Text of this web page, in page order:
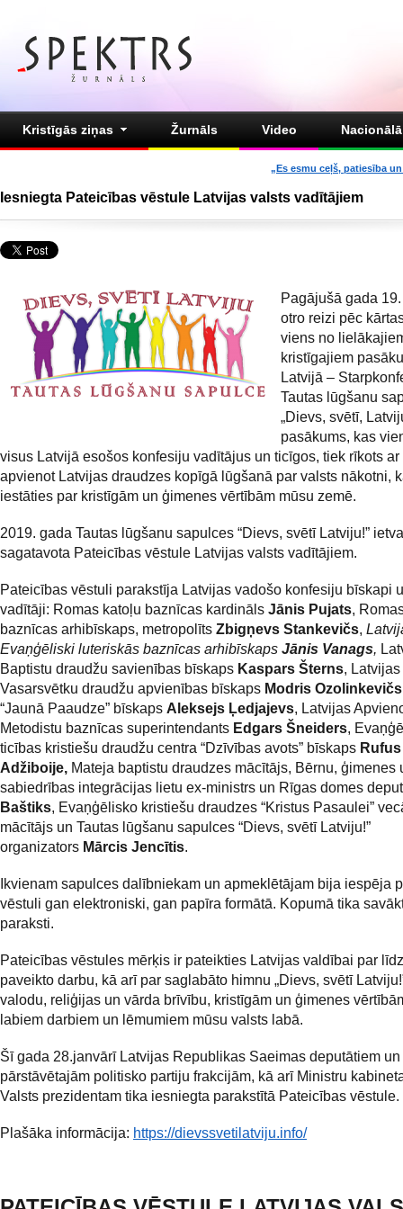
Kristīgās ziņas Žurnāls Video
„Es esmu ceļš, patiesība
Iesniegta Pateicības vēstule Latvijas valsts vadītājiem
Pagājušā gada
otro reizi pēc
viens no
kristīgajiem
Latvijā –
Tautas lūgšanu
„Dievs, svētī,
pasākums, kas
visus Latvijā esošos konfesiju vadītājus un ticīgos, tiek rīkots ar
apvienot Latvijas draudzes kopīgā lūgšanā par valsts nākotni,
iestāties par kristīgām un ģimenes vērtībām mūsu zemē.
2019. gada Tautas lūgšanu sapulces “Dievs, svētī Latviju!”
sagatavota Pateicības vēstule Latvijas valsts vadītājiem.
Pateicības vēstuli parakstīja Latvijas vadošo konfesiju bīskapi
vadītāji: Romas katoļu baznīcas kardināls Jānis Pujats,
baznīcas arhibīskaps, metropolīts Zbigņevs Stankevičs,
Evaņģēliski luteriskās baznīcas arhibīskaps Jānis Vanags,
Baptistu draudžu savienības bīskaps Kaspars Šterns, Latvijas
Vasarsvētku draudžu apvienības bīskaps Modris Ozolinkevičs
“Jaunā Paaudze” bīskaps Aleksejs Ļedjajevs, Latvijas
Metodistu baznīcas superintendants Edgars Šneiders,
ticības kristiešu draudžu centra “Dzīvības avots” bīskaps Rufus
Adžiboije, Mateja baptistu draudzes mācītājs, Bērnu, ģimenes
sabiedrības integrācijas lietu ex-ministrs un Rīgas domes
Baštiks, Evaņģēlisko kristiešu draudzes “Kristus Pasaulei”
mācītājs un Tautas lūgšanu sapulces “Dievs, svētī Latviju!”
organizators Mārcis Jencītis.
Ikvienam sapulces dalībniekam un apmeklētājam bija iespēja
vēstuli gan elektroniski, gan papīra formātā. Kopumā tika
paraksti.
Pateicības vēstules mērķis ir pateikties Latvijas valdībai par
paveikto darbu, kā arī par saglabāto himnu „Dievs, svētī
valodu, reliģijas un vārda brīvību, kristīgām un ģimenes
labiem darbiem un lēmumiem mūsu valsts labā.
Šī gada 28.janvārī Latvijas Republikas Saeimas deputātiem
pārstāvētajām politisko partiju frakcijām, kā arī Ministru
Valsts prezidentam tika iesniegta parakstītā Pateicības vēstule.
Plašāka informācija: https://dievssvetilatviju.info/